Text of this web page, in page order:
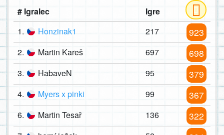
# Igralec
Igre
1.
Honzinak1 217 923
2. Martin Kareš 697 698
3. HabaveN 95 379
4. Myers x pinki 99 367
6. Martin Tesař 136 322